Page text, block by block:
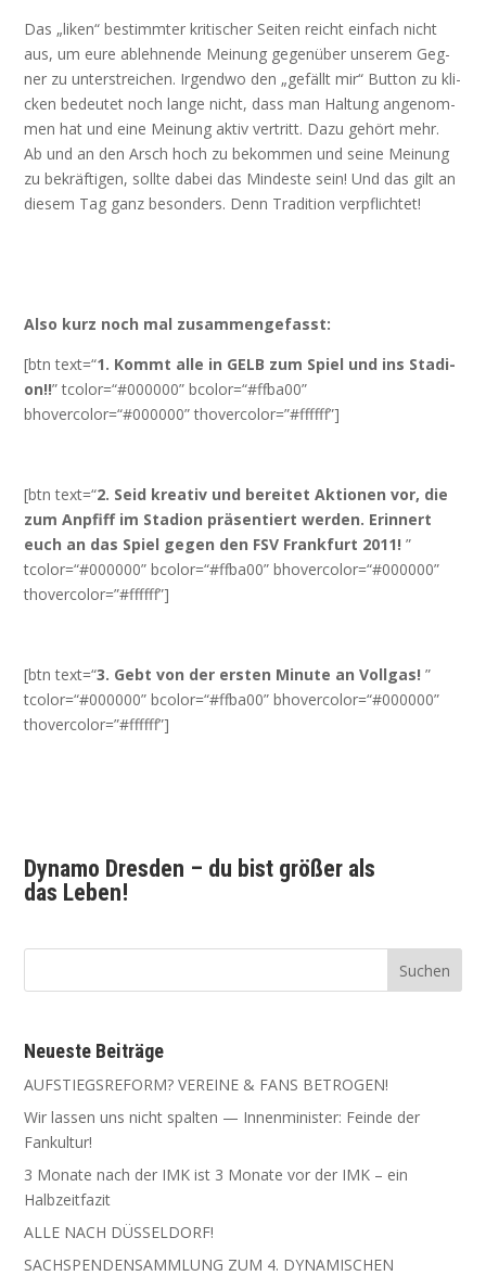
Das „liken“ bestimm­ter kri­ti­scher Sei­ten reicht ein­fach nicht
aus, um eure ableh­nen­de Mei­nung gegen­über unse­rem Geg­
ner zu unter­strei­chen. Irgend­wo den „gefällt mir“ But­ton zu kli­
cken bedeu­tet noch lan­ge nicht, dass man Hal­tung ange­nom­
men hat und eine Mei­nung aktiv ver­tritt. Dazu gehört mehr.
Ab und an den Arsch hoch zu bekom­men und sei­ne Mei­nung
zu bekräf­ti­gen, soll­te dabei das Min­des­te sein! Und das gilt an
die­sem Tag ganz beson­ders. Denn Tra­di­ti­on verpflichtet!
Also kurz noch mal zusammengefasst:
[btn text=“1. Kommt alle in GELB zum Spiel und ins Sta­di­
on!!” tcolor=“#000000” bcolor=“#ffba00”
bhovercolor=“#000000” thovercolor=”#ffffff”]
[btn text=“2. Seid krea­tiv und berei­tet Aktio­nen vor, die
zum Anpfiff im Sta­di­on prä­sen­tiert wer­den. Erin­nert
euch an das Spiel gegen den FSV Frank­furt 2011!”
tcolor=“#000000” bcolor=“#ffba00” bhovercolor=“#000000”
thovercolor=”#ffffff”]
[btn text=“3. Gebt von der ers­ten Minu­te an Voll­gas! ”
tcolor=“#000000” bcolor=“#ffba00” bhovercolor=“#000000”
thovercolor=”#ffffff”]
Dyna­mo Dres­den – du bist grö­ßer als
das Leben!
Neu­es­te Beiträge
AUFSTIEGSREFORM? VEREINE & FANS BETROGEN!
Wir las­sen uns nicht spal­ten — Innen­mi­nis­ter: Fein­de der
Fankultur!
3 Mona­te nach der IMK ist 3 Mona­te vor der IMK – ein
Halbzeitfazit
ALLE NACH DÜSSELDORF!
SACHSPENDENSAMMLUNG ZUM 4. DYNAMISCHEN